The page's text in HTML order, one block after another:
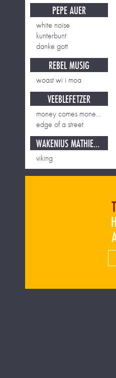
PEPE AUER
white noise
kunterbunt
danke gott
REBEL MUSIG
woast wi i moa
VEEBLEFETZER
money comes money goes
edge of a street
WAKENIUS MATHIESEN
viking